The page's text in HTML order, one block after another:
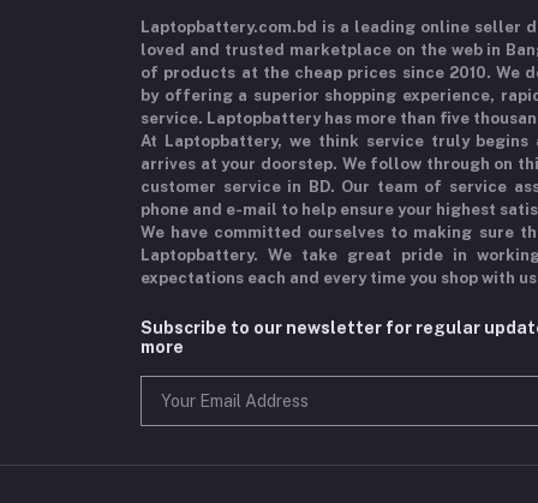
Laptopbattery.com.bd is a leading online seller
loved and trusted marketplace on the web in
of products at the cheap prices since 2010. We
by offering a superior shopping experience,
service. Laptopbattery has more than five
At Laptopbattery, we think service truly
arrives at your doorstep. We follow through on
customer service in BD. Our team of service
phone and e-mail to help ensure your highest
We have committed ourselves to making sure
Laptopbattery. We take great pride in
expectations each and every time you shop with
Subscribe to our newsletter for regular
more